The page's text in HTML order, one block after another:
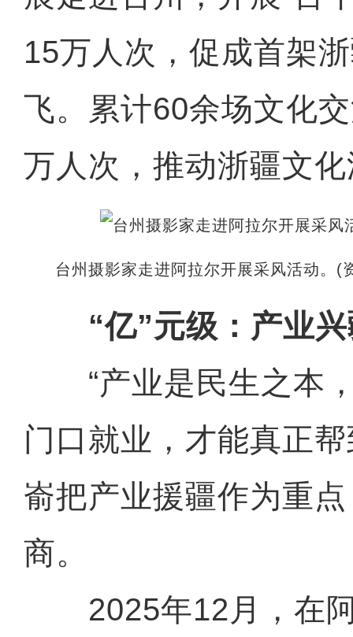
15万人次，促成首架
飞。累计60余场文化
万人次，推动浙疆文
台州摄影家走进阿拉尔开展采风活动。(
“亿”元级：产业
“产业是民生之本，
门口就业，才能真正
嵛把产业援疆作为重
商。
2025年12月，在阿